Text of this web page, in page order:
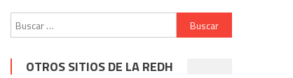
Buscar:
OTROS SITIOS DE LA REDH